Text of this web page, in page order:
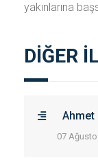
yakınlarına
DİĞER
Ahmet
07